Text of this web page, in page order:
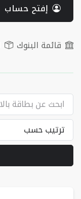
إفتح حساب
قائمة البنوك